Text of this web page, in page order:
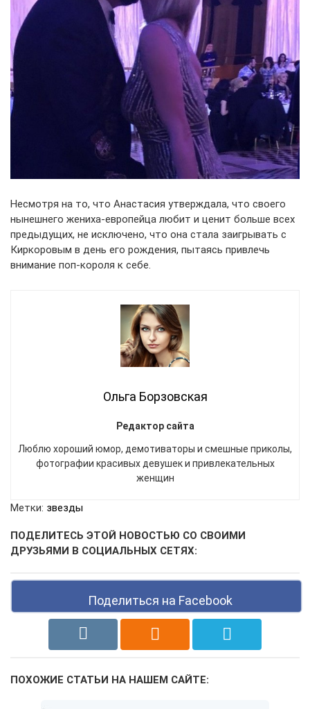
Несмотря на то, что Анастасия утверждала, что своего
нынешнего жениха-европейца любит и ценит больше всех
предыдущих, не исключено, что она стала заигрывать с
Киркоровым в день его рождения, пытаясь привлечь
внимание поп-короля к себе.
Ольга Борзовская
Редактор сайта
Люблю хороший юмор, демотиваторы и смешные приколы,
фотографии красивых девушек и привлекательных
женщин
Метки: звезды
ПОДЕЛИТЕСЬ ЭТОЙ НОВОСТЬЮ СО СВОИМИ
ДРУЗЬЯМИ В СОЦИАЛЬНЫХ СЕТЯХ:
Поделиться на Facebook
ПОХОЖИЕ СТАТЬИ НА НАШЕМ САЙТЕ: